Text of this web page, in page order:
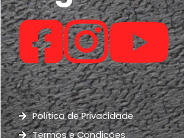
Política de Privacidade
Termos e Condições